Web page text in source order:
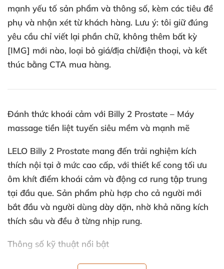
mạnh yếu tố sản phẩm và thông số, kèm các tiêu đề
phụ và nhận xét từ khách hàng. Lưu ý: tôi giữ đúng
yêu cầu chỉ viết lại phần chữ, không thêm bất kỳ
[IMG] mới nào, loại bỏ giá/địa chỉ/điện thoại, và kết
thúc bằng CTA mua hàng.
Đánh thức khoái cảm với Billy 2 Prostate – Máy
massage tiền liệt tuyến siêu mềm và mạnh mẽ
LELO Billy 2 Prostate mang đến trải nghiệm kích
thích nội tại ở mức cao cấp, với thiết kế cong tối ưu
ôm khít điểm khoái cảm và động cơ rung tập trung
tại đầu que. Sản phẩm phù hợp cho cả người mới
bắt đầu và người dùng dày dặn, nhờ khả năng kích
thích sâu và đều ở từng nhịp rung.
Thông số kỹ thuật nổi bật